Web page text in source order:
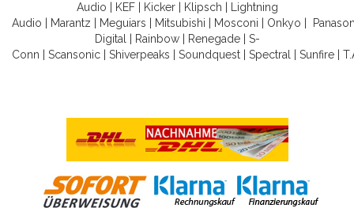
Audio
KEF| Kicker| Klipsch
Lightning
Audio
Marantz Meguiars Mitsubishi Mosconi Onkyo
Digital
Rainbow| Renegade| S-
Conn
Scansonic Shiverpeaks Soundquest Spectral Sunfire